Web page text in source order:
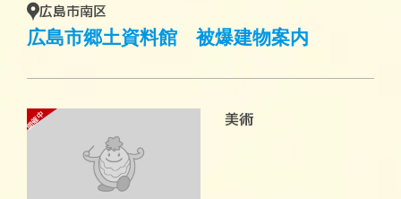
広島市南区
広島市郷土資料館 被爆建物案内
開催中 美術